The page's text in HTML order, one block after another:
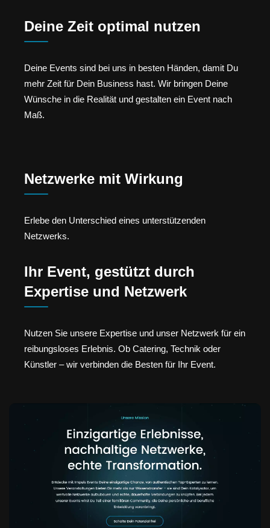
Deine Zeit optimal nutzen
Deine Events sind bei uns in besten Händen, damit Du
mehr Zeit für Dein Business hast. Wir bringen Deine
Wünsche in die Realität und gestalten ein Event nach
Maß.
Netzwerke mit Wirkung
Erlebe den Unterschied eines unterstützenden
Netzwerks.
Ihr Event, gestützt durch
Expertise und Netzwerk
Nutzen Sie unsere Expertise und unser Netzwerk für ein
reibungsloses Erlebnis. Ob Catering, Technik oder
Künstler – wir verbinden die Besten für Ihr Event.